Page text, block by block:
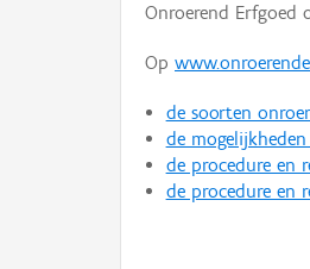
Onroerend Erfgoed
Op
de soorten
de
de procedure en
de procedure en